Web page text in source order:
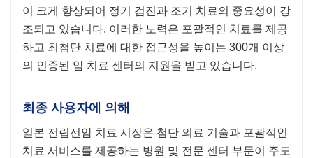
이 크게 향상되어 정기 검진과 조기 치료의 중요성이 강
조되고 있습니다. 이러한 노력은 포괄적인 치료를 제공
하고 최첨단 치료에 대한 접근성을 높이는 300개 이상
의 인증된 암 치료 센터의 지원을 받고 있습니다.
최종 사용자에 의해
일본 전립선암 치료 시장은 첨단 의료 기술과 포괄적인
치료 서비스를 제공하는 병원 및 전문 센터 부문이 주도